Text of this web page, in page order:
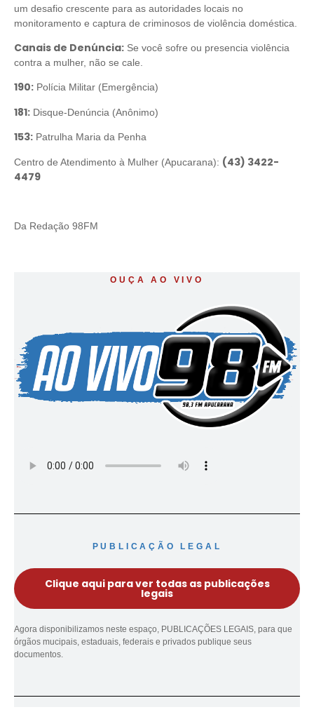
um desafio crescente para as autoridades locais no
monitoramento e captura de criminosos de violência doméstica.
Canais de Denúncia: Se você sofre ou presencia violência
contra a mulher, não se cale.
190: Polícia Militar (Emergência)
181: Disque-Denúncia (Anônimo)
153: Patrulha Maria da Penha
Centro de Atendimento à Mulher (Apucarana): (43) 3422-
4479
Da Redação 98FM
OUÇA AO VIVO
PUBLICAÇÃO LEGAL
Clique aqui para ver todas as publicações
legais
Agora disponibilizamos neste espaço, PUBLICAÇÕES LEGAIS, para que
órgãos mucipais, estaduais, federais e privados publique seus
documentos.